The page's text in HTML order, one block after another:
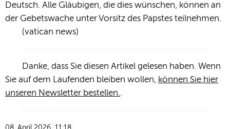
Deutsch. Alle Gläubigen, die dies wünschen, können an
der Gebetswache unter Vorsitz des Papstes teilnehmen.
(vatican news)
Danke, dass Sie diesen Artikel gelesen haben. Wenn
Sie auf dem Laufenden bleiben wollen, können Sie hier
unseren Newsletter bestellen..